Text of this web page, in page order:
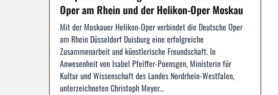
Oper am Rhein und der Helikon-Oper Moskau
Mit der Moskauer Helikon-Oper verbindet die Deutsche Oper
am Rhein Düsseldorf Duisburg eine erfolg­reiche
Zusammenarbeit und künstlerische Freundschaft. In
Anwesenheit von Isabel Pfeiffer-Poensgen, Ministerin für
Kultur und Wissenschaft des Landes Nordrhein-Westfalen,
unterzeichneten Christoph Meyer...